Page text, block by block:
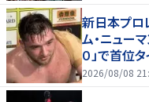
新日本プロ
ム・ニュー
０」で首位
2026/08/08